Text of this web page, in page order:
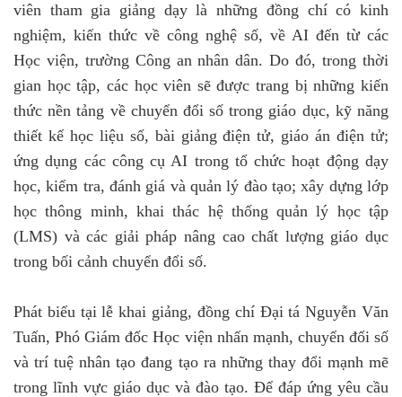
viên tham gia giảng dạy là những đồng chí có kinh
nghiệm, kiến thức về công nghệ số, về AI đến từ các
Học viện, trường Công an nhân dân. Do đó, trong thời
gian học tập, các học viên sẽ được trang bị những kiến
thức nền tảng về chuyển đổi số trong giáo dục, kỹ năng
thiết kế học liệu số, bài giảng điện tử, giáo án điện tử;
ứng dụng các công cụ AI trong tổ chức hoạt động dạy
học, kiểm tra, đánh giá và quản lý đào tạo; xây dựng lớp
học thông minh, khai thác hệ thống quản lý học tập
(LMS) và các giải pháp nâng cao chất lượng giáo dục
trong bối cảnh chuyển đổi số.
Phát biểu tại lễ khai giảng, đồng chí Đại tá Nguyễn Văn
Tuấn, Phó Giám đốc Học viện nhấn mạnh, chuyển đổi số
và trí tuệ nhân tạo đang tạo ra những thay đổi mạnh mẽ
trong lĩnh vực giáo dục và đào tạo. Để đáp ứng yêu cầu